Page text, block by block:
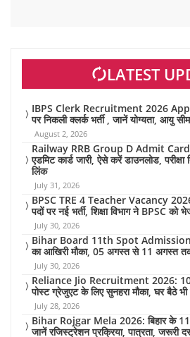
LATEST
IBPS Clerk Recruitment 2026
पर निकली क्लर्क भर्ती , जानें योग्यता, आयु
August 2, 2026
Railway RRB Group D Admit
एडमिट कार्ड जारी, ऐसे करें डाउनलोड,
लिंक
July 31, 2026
BPSC TRE 4 Teacher Vacancy
पदों पर नई भर्ती, शिक्षा विभाग ने BPSC को
July 30, 2026
Bihar Board 11th Spot Admission
का आखिरी मौका, 05 अगस्त से 11 अगस्त
July 30, 2026
Reliance Jio Recruitment 2026:
पोस्ट ग्रेजुएट के लिए सुनहरा मौका, घर बैठे
July 28, 2026
Bihar Rojgar Mela 2026: बिहार के 11
जानें रजिस्ट्रेशन प्रक्रिया, पात्रता, जरूरी